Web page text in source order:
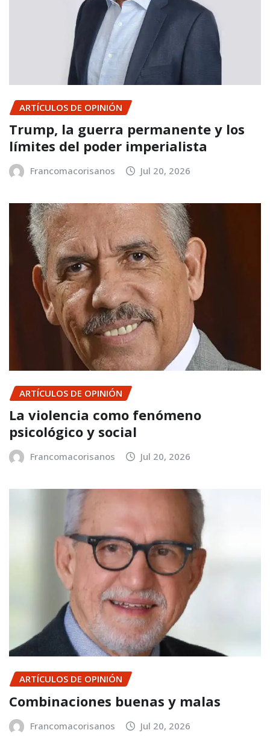
ARTÍCULOS DE OPINIÓN
Trump, la guerra permanente y los
límites del poder imperialista
Francomacorisanos Jul 20, 2026
ARTÍCULOS DE OPINIÓN
La violencia como fenómeno
psicológico y social
Francomacorisanos Jul 20, 2026
ARTÍCULOS DE OPINIÓN
Combinaciones buenas y malas
Francomacorisanos Jul 20, 2026